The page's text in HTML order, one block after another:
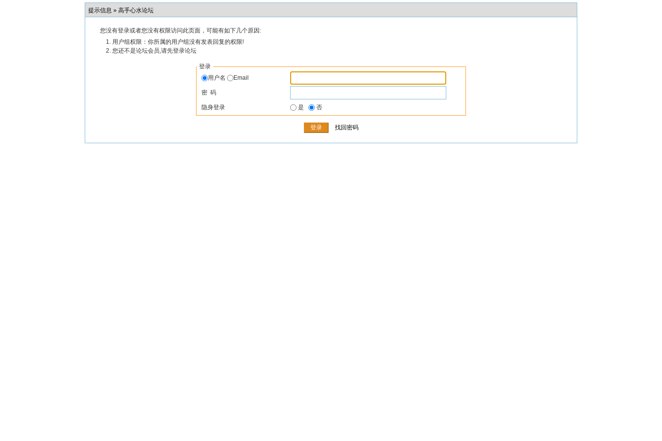
提示信息 » 高手心水论坛
您没有登录或者您没有权限访问此页面，可能有如下几个原因:
用户组权限：你所属的用户组没有发表回复的权限!
您还不是论坛会员,请先登录论坛
登录
用户名
Email
密 码
隐身登录 是 否
找回密码